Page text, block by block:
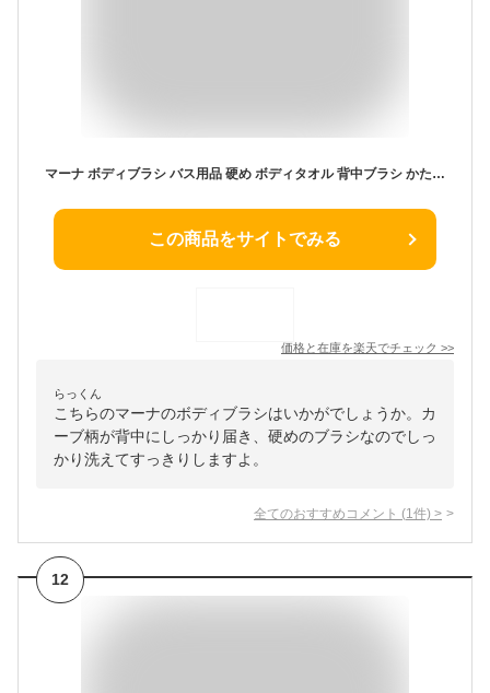
マーナ ボディブラシ バス用品 硬め ボディタオル 背中ブラシ かため ホワイト MARNA B714 背中 背中ケア やわらか 抗菌 体洗い カーブ 抗菌剤入り きれいに暮らす おしゃれ
この商品をサイトでみる
価格と在庫を楽天でチェック >>
らっくん
こちらのマーナのボディブラシはいかがでしょうか。カ
ーブ柄が背中にしっかり届き、硬めのブラシなのでしっ
かり洗えてすっきりしますよ。
全てのおすすめコメント (1 件) >
12